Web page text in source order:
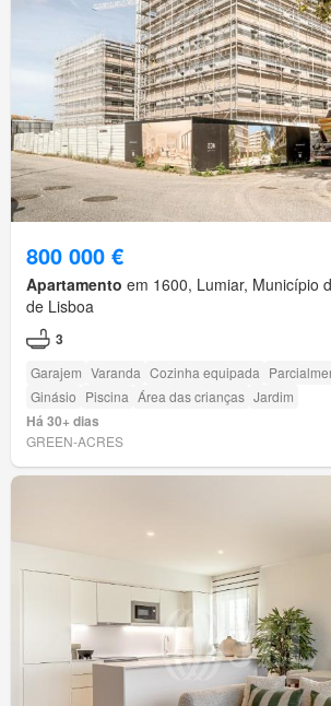
800 000 €
Apartamento em 1600, Lumiar, Município
de Lisboa
3
Garajem Varanda Cozinha equipada
Ginásio Piscina Área das crianças Jardim
Há 30+ dias
GREEN-ACRES